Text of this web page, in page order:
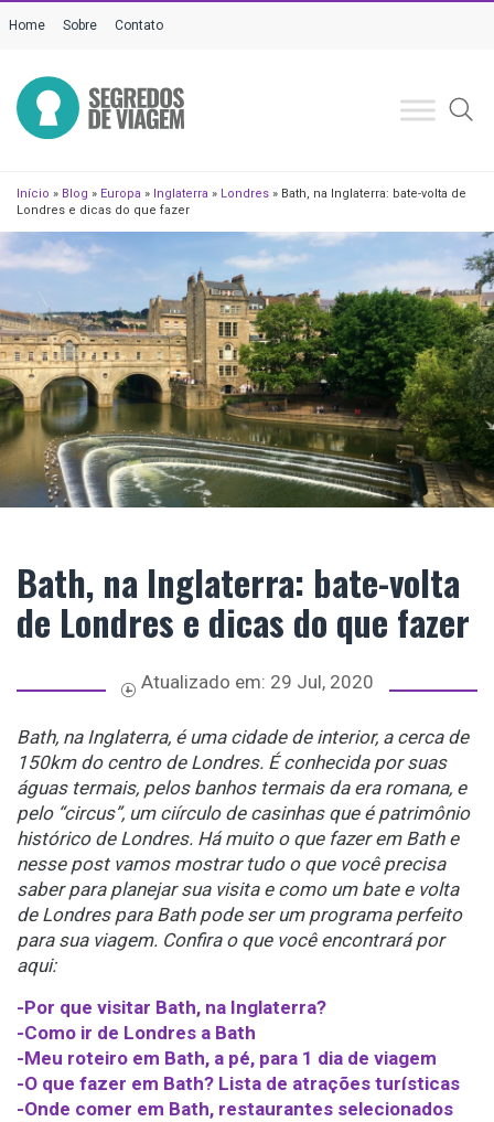
Home Sobre Contato
Início » Blog » Europa » Inglaterra » Londres » Bath, na Inglaterra: bate-volta de
Londres e dicas do que fazer
Bath, na Inglaterra: bate-volta
de Londres e dicas do que fazer
Atualizado em: 29 Jul, 2020
Bath, na Inglaterra, é uma cidade de interior, a cerca de
150km do centro de Londres. É conhecida por suas
águas termais, pelos banhos termais da era romana, e
pelo “circus”, um ciírculo de casinhas que é patrimônio
histórico de Londres. Há muito o que fazer em Bath e
nesse post vamos mostrar tudo o que você precisa
saber para planejar sua visita e como um bate e volta
de Londres para Bath pode ser um programa perfeito
para sua viagem. Confira o que você encontrará por
aqui:
-Por que visitar Bath, na Inglaterra?
-Como ir de Londres a Bath
-Meu roteiro em Bath, a pé, para 1 dia de viagem
-O que fazer em Bath? Lista de atrações turísticas
-Onde comer em Bath, restaurantes selecionados